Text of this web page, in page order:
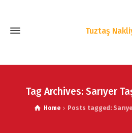
Tuztaş
Tag Archives: Sarıyer
Home Posts tagged: